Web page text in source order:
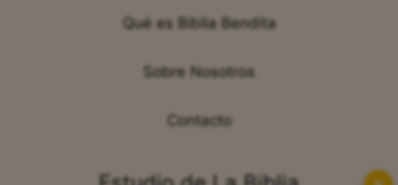
Qué es Biblia Bendita
Sobre Nosotros
Contacto